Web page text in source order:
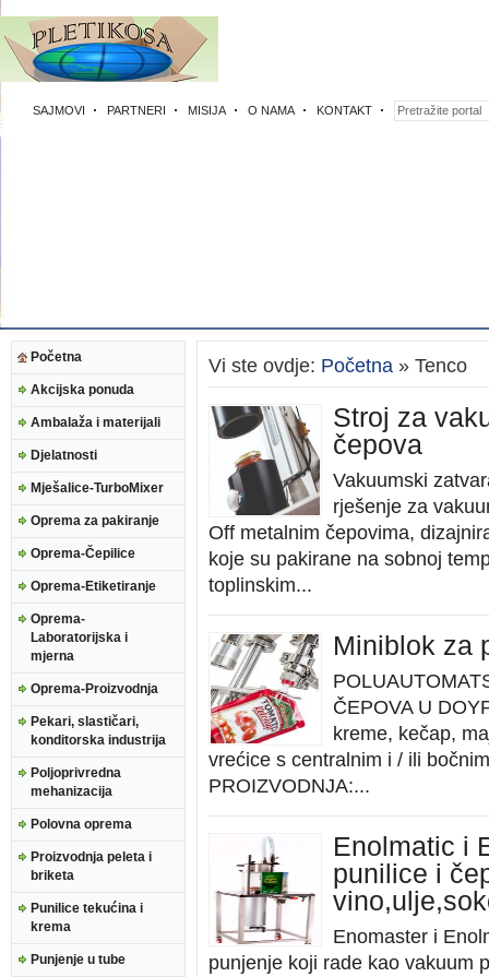
SAJMOVI PARTNERI MISIJA O NAMA KONTAKT
Početna
Akcijska ponuda
Ambalaža i materijali
Djelatnosti
Mješalice-TurboMixer
Oprema za pakiranje
Oprema-Čepilice
Oprema-Etiketiranje
Oprema-
Laboratorijska i
mjerna
Oprema-Proizvodnja
Pekari, slastičari,
konditorska industrija
Poljoprivredna
mehanizacija
Polovna oprema
Proizvodnja peleta i
briketa
Punilice tekućina i
krema
Punjenje u tube
Vi ste ovdje: Početna » Tenco
Stroj za
čepova
Vakuumski
rješenje za
Off metalnim čepovima,
koje su pakirane na sobnoj
toplinskim...
Miniblok za
ČEPOVA U
kreme, kečap,
vrećice s centralnim i / ili
PROIZVODNJA:...
Enolmatic i
punilice i
Enomaster i
punjenje koji rade kao vakuum